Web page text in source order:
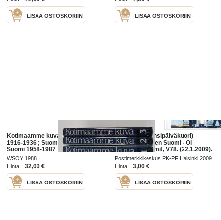
LISÄÄ OSTOSKORIIN LISÄÄ OSTOSKORIIN
Kotimaamme kuva 1-3 : Suomi
1916-1936 ; Suomi 1937-1957 ;
Suomi 1958-1987
WSOY 1988
Hinta:
32,00 €
LISÄÄ OSTOSKORIIN
Suomi FDC (ensipäiväkuori)
Monikulttuurinen Suomi - Oi
maamme Suomi!, V78. (22.1.2009).
LAPE 1933-1937.
Postimerkkikeskus PK-PF Helsinki 2009
Hinta:
3,00 €
LISÄÄ OSTOSKORIIN